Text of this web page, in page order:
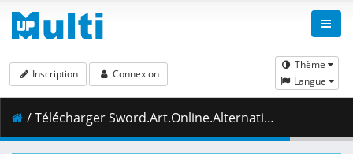
Thème
Langue
Inscription Connexion
/ Télécharger Sword.Art.Online.Alternative.Gun.Gale.Online.S02E04.A.Special.Rule.Launched.1080p.CR.WEB-DL.AAC2.0.H.264.DUAL-VARYG.mkv.001 ( 467.04 MB )